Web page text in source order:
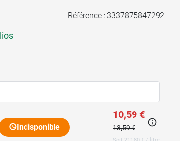
Référence : 3337875847292
Indisponible
10,59 €
13,59 €